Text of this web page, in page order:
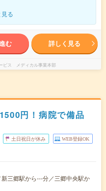
見る
む 詳しく見る
ビス メディカル事業本部
円！病院で備品
土日祝日が休み WEB登録OK
三郷駅から---分／三郷中央駅か